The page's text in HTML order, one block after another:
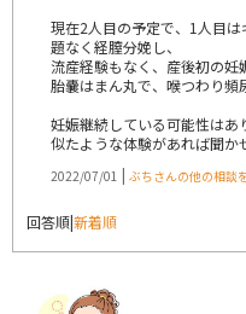
現在2人目の予定で、1人目
題なく経膣分娩し、
流産経験もなく、産後初の妊
胎嚢はまん丸で、喉つわり頻
妊娠継続している可能性はあ
似たような体験があれば聞か
2022/07/01 | ぶちさんの他の相談
回答順|新着順